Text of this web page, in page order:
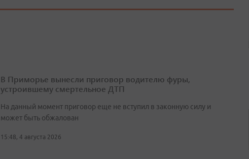
В Приморье вынесли приговор водителю фуры,
устроившему смертельное ДТП
На данный момент приговор еще не вступил в законную силу и
может быть обжалован
15:48, 4 августа 2026